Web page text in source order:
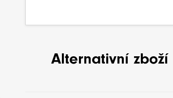
Alternativní zboží